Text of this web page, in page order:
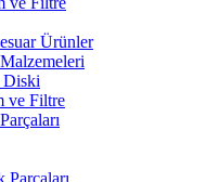
Ürünler
Diski
ve Filtre